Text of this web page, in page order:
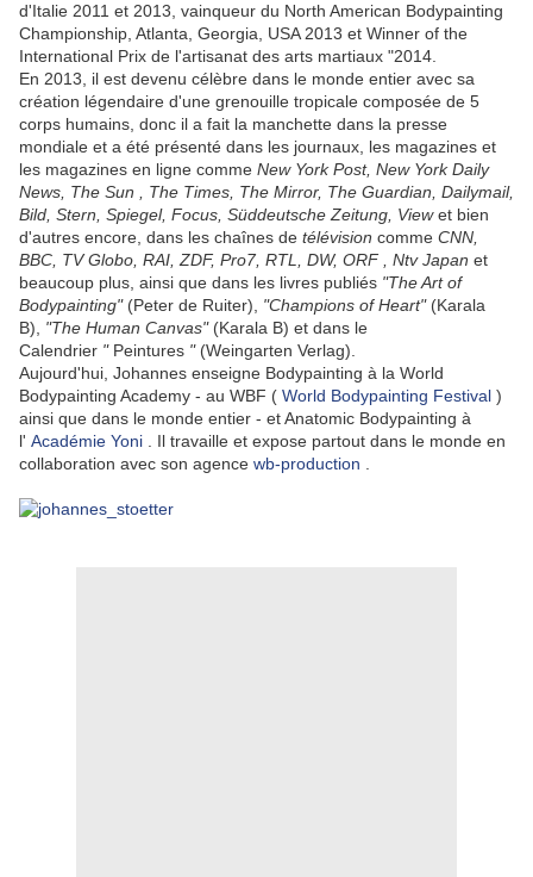
d'Italie 2011 et 2013, vainqueur du North American Bodypainting
Championship, Atlanta, Georgia, USA 2013 et Winner of the
International Prix ​​de l'artisanat des arts martiaux "2014.
En 2013, il est devenu célèbre dans le monde entier avec sa
création légendaire d'une grenouille tropicale composée de 5
corps humains, donc il a fait la manchette dans la presse
mondiale et a été présenté dans les journaux, les magazines et
les magazines en ligne comme New York Post, New York Daily
News, The Sun , The Times, The Mirror, The Guardian, Dailymail,
Bild, Stern, Spiegel, Focus, Süddeutsche Zeitung, Viewet bien
d'autres encore, dans les chaînes de télévision comme CNN,
BBC, TV Globo, RAI, ZDF, Pro7, RTL, DW, ORF , Ntv Japan et
beaucoup plus, ainsi que dans les livres publiés "The Art of
Bodypainting"(Peter de Ruiter), "Champions of Heart"(Karala
B), "The Human Canvas"(Karala B) et dans le
Calendrier "Peintures "(Weingarten Verlag).
Aujourd'hui, Johannes enseigne Bodypainting à la World
Bodypainting Academy - au WBF ( World Bodypainting Festival )
ainsi que dans le monde entier - et Anatomic Bodypainting à
l' Académie Yoni
Il travaille et expose partout dans le monde en
collaboration avec son agence wb-production